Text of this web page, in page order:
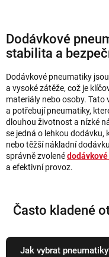
Dodávkové
stabilita a
Dodávkové pneumatiky
a vysoké zátěže, což je
materiály nebo osoby. Tato
a potřebují pneumatiky,
dlouhou životnost a nízké
se jedná o lehkou dodávku,
nebo těžší nákladní
správně zvolené
a efektivní provoz.
Často kladené
Jak vybrat